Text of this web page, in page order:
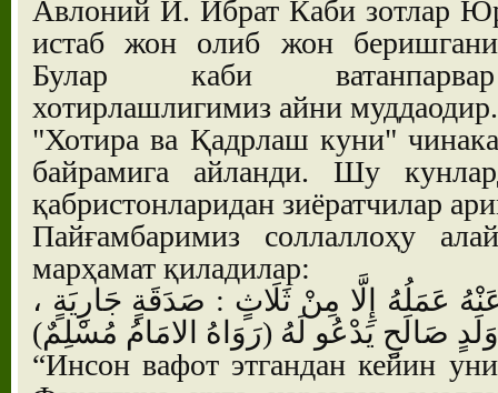
Авлоний И. Ибрат Каби зотлар
истаб жон олиб жон
Булар каби
хотирлашлигимиз айни муддаодир.
"Хотира ва Қадрлаш куни"
байрамига айланди. Шу
қабристонларидан зиёратчилар
Пайғамбаримиз соллаллоҳу
марҳамат қиладилар:
عَمَلُهُ إِلَّا مِنْ ثَلَاثٍ : صَدَقَةٍ جَارِيَةٍ ،
وَلَدٍ صَالَحٍ يَدْعُو لَهُ (رَوَاهُ الامَامُ مُسْلِمٌ)
“Инсон вафот этгандан кейин